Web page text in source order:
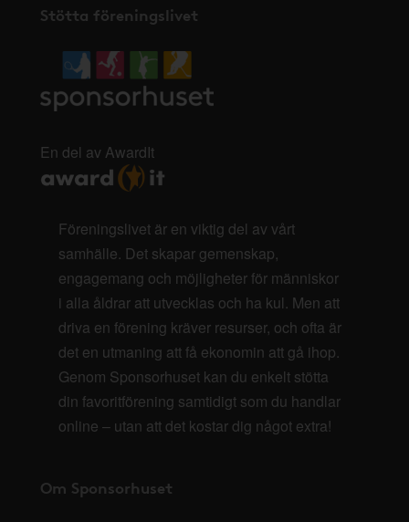
Stötta föreningslivet
En del av AwardIt
Föreningslivet är en viktig del av vårt
samhälle. Det skapar gemenskap,
engagemang och möjligheter för människor
i alla åldrar att utvecklas och ha kul. Men att
driva en förening kräver resurser, och ofta är
det en utmaning att få ekonomin att gå ihop.
Genom Sponsorhuset kan du enkelt stötta
din favoritförening samtidigt som du handlar
online – utan att det kostar dig något extra!
Om Sponsorhuset